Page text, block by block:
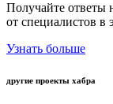
Получайте ответы
от специалистов в
Узнать больше
другие проекты хабра